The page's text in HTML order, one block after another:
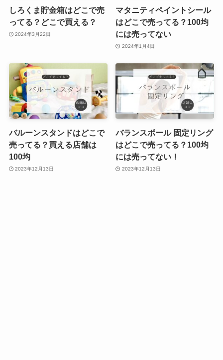
しろくま貯金箱はどこで売
ってる？どこで買える？
2024年3月22日
マタニティペイントシール
はどこで売ってる？100均
には売ってない
2024年1月4日
バルーンスタンドはどこで
売ってる？買える店舗は
100均
2023年12月13日
バランスボール 固定リング
はどこで売ってる？100均
には売ってない！
2023年12月13日